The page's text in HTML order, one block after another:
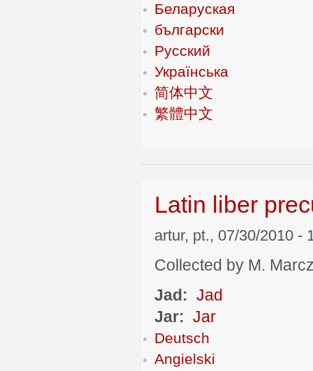
Беларуская
български
Русский
Українська
简体中文
繁體中文
Latin liber
artur, pt., 07/30/2010 -
Collected by M.
Jad: Jad
Jar: Jar
Deutsch
Angielski